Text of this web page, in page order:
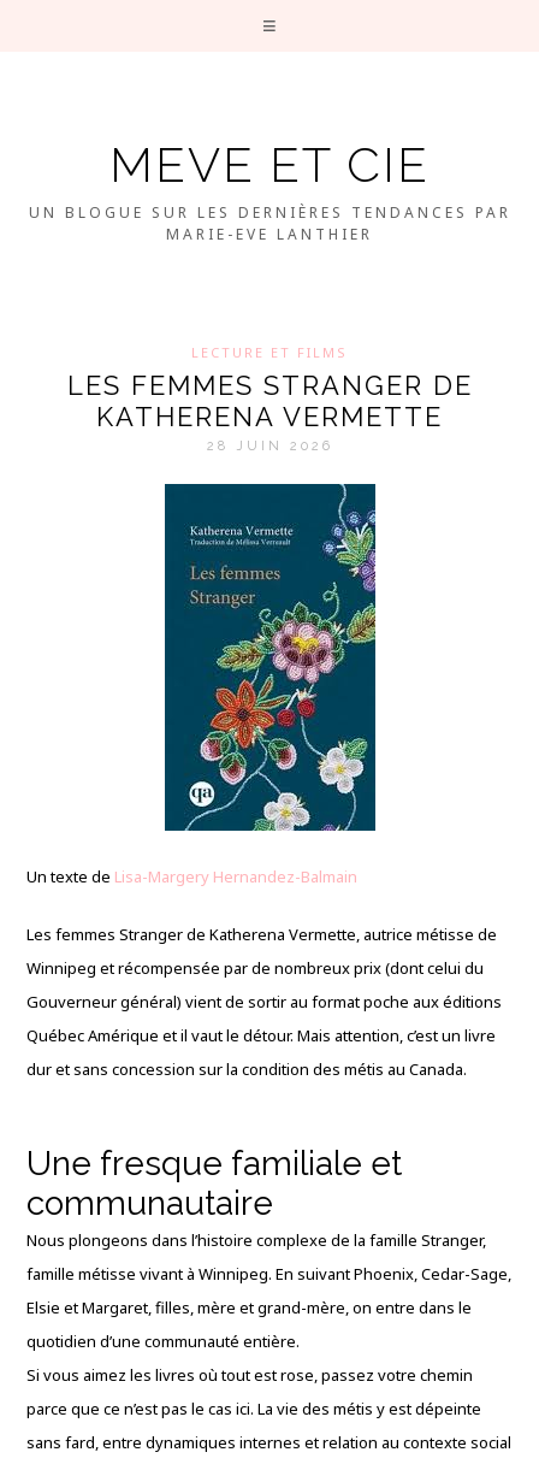
MEVE ET CIE
UN BLOGUE SUR LES DERNIÈRES TENDANCES PAR
MARIE-EVE LANTHIER
LECTURE ET FILMS
LES FEMMES STRANGER DE
KATHERENA VERMETTE
28 JUIN 2026
Un texte de Lisa-Margery Hernandez-Balmain
Les femmes Stranger de Katherena Vermette, autrice métisse de
Winnipeg et récompensée par de nombreux prix (dont celui du
Gouverneur général) vient de sortir au format poche aux éditions
Québec Amérique et il vaut le détour. Mais attention, c’est un livre
dur et sans concession sur la condition des métis au Canada.
Une fresque familiale et
communautaire
Nous plongeons dans l’histoire complexe de la famille Stranger,
famille métisse vivant à Winnipeg. En suivant Phoenix, Cedar-Sage,
Elsie et Margaret, filles, mère et grand-mère, on entre dans le
quotidien d’une communauté entière.
Si vous aimez les livres où tout est rose, passez votre chemin
parce que ce n’est pas le cas ici. La vie des métis y est dépeinte
sans fard, entre dynamiques internes et relation au contexte social